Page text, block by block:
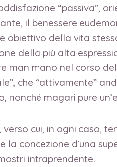
“passiva”,
il benessere
della vita
della più alta
mano nel corso
che “attivamente”
magari pure
cui, in ogni caso,
concezione d’una
intraprendente.